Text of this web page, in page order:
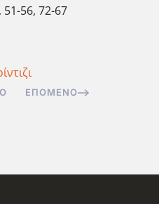
51-56, 72-67
ΕΠΌΜΕΝΟ